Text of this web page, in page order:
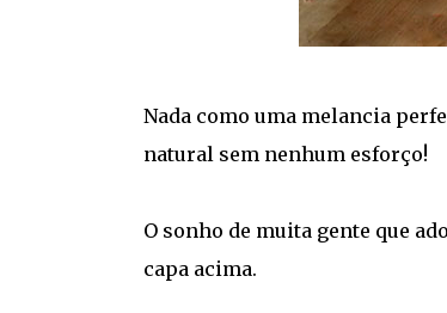
Nada como uma melancia
natural sem nenhum esforço!
O sonho de muita gente que
capa acima.